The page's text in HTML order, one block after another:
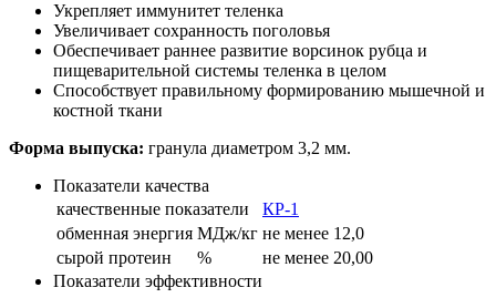
Укрепляет иммунитет теленка
Увеличивает сохранность поголовья
Обеспечивает раннее развитие ворсинок рубца и
пищеварительной системы теленка в целом
Способствует правильному формированию мышечной и
костной ткани
Форма выпуска: гранула диаметром 3,2 мм.
Показатели качества
качественные показатели
КР-1
обменная энергия МДж/кг не менее 12,0
сырой протеин
%
не менее 20,00
Показатели эффективности